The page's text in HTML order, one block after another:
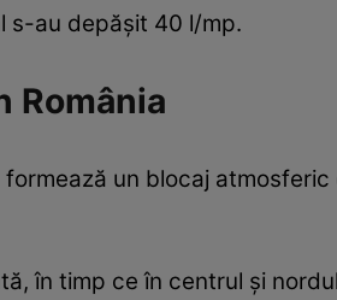
s-au depășit 40 l/mp.
România
un blocaj
în timp ce în centrul și